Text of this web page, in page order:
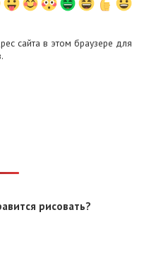
сайта в этом браузере для
рисовать?